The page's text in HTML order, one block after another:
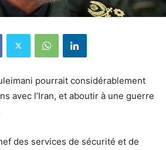
pourrait considérablement
avec l’Iran, et aboutir à une guerre
des services de sécurité et de